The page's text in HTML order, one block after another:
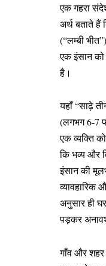
एक गहरा
अर्थ बताते
(“लम्बी
एक इंसान
है।
यहाँ “साढ़े
(लगभग 6-7
एक व्यक्ति
कि भव्य और
इंसान की
व्यावहारिक
अनुसार ही
पड़कर
गाँव और